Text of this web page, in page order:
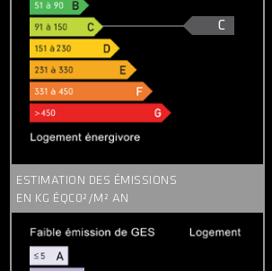
C
ESTIMATION DES ÉMISSIONS
EN KG ÉQC0²/M² AN